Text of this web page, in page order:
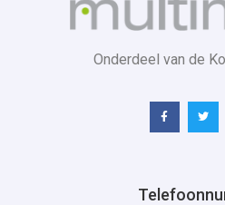
Onderdeel van de